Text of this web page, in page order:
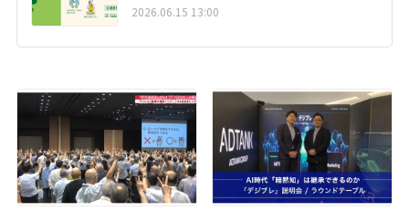
2026.06.15 13:00